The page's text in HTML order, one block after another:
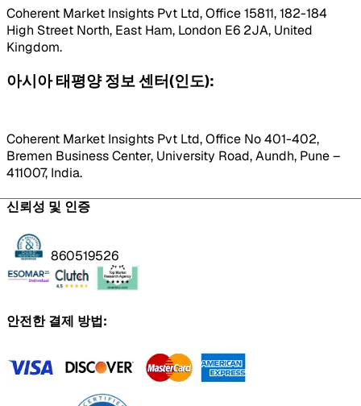
Coherent Market Insights Pvt Ltd, Office 15811, 182-184
High Street North, East Ham, London E6 2JA, United
Kingdom.
아시아 태평양 정보 센터(인도):
Coherent Market Insights Pvt Ltd, Office No 401-402,
Bremen Business Center, University Road, Aundh, Pune –
411007, India.
신뢰성 및 인증
860519526
안전한 결제 방법: